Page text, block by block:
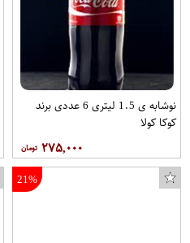
نوشابه ی 1.5 لیتری 6 عددی برند
کوکا کولا
۲۷۵,۰۰۰
21%